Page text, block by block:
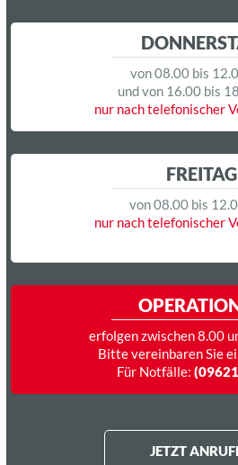
von 08.00 bis
und von 16.00 bis
nur nach telefonischer
FREITAG
von 08.00 bis
nur nach telefonischer
erfolgen zwischen 8.00
Bitte vereinbaren Sie
Für Notfälle:
JETZT